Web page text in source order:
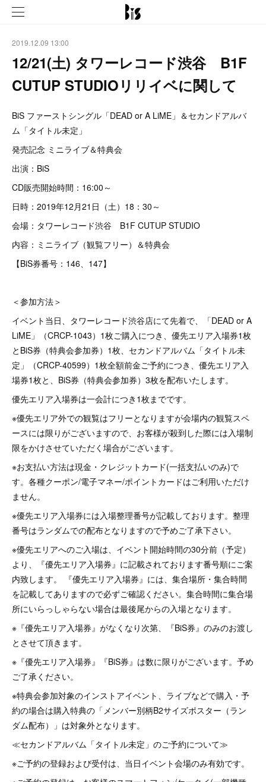
2019.12.09 13:00
12/21(土) タワーレコード渋谷 B1F
CUTUP STUDIOリリイベに関して
BiS ファーストシングル「DEAD or A LiME」＆セカンドアルバ
ム「タイトル未定」
発売記念 ミニライブ＆特典会
出演：BiS
CD販売開始時間：16:00～
日時：2019年12月21日（土）18：30～
会場：タワーレコード渋谷 B1F CUTUP STUDIO
内容：ミニライブ（観覧フリー）＆特典会
【BiS券番号：146、147】
＜参加方法＞
イベント当日、タワーレコード渋谷店にて先着で、「DEAD or A
LiME」（CRCP-1043）1枚ご購入につき、優先​エリア入場券1枚
とBiS券（特典会参加券）1枚、セカンドアルバム「タイトル未
定」（CRCP-40599）1枚全額前金ご予約につき、優先​エリア入
場券1枚と、BiS券（特典会参加券）3枚を配布い​たします。
優先​エリア入場券は一会計につき1枚までです。
※優先エリア外での観覧はフリーとなりますが会場内の観覧スペ
ースには限りがございますので、お客様が殺到した際には入場制
限をかけさせていただく場合がございます。
※お支払い方法は現金・クレジットカード(一括支払いのみ)で
す。各種クーポン/電子マネー/ポイントカードはご利用いただけ
ません。
※優先エリア入場券には入場整理番号が記載しております。整理
番号はランダムでの配布となりますので予めご了承下さい。
※優先エリアへのご入場は、イベント開始時間の30分前（予定）
より、『優先エリア入場券』に記載されております番号順にご案
内致します。 『優先エリア入場券』には、集合場所・集合時間
を記載してありますので必ずご確認ください。集合時間に集合場
所にいらっしゃらない場合は最後尾からの入場となります。
※『優先エリア入場券』がなくなり次第、『BiS券』のみのお渡し
とさせて頂きます。
※『優先エリア入場券』『BiS券』は数に限りがございます。予め
ご了承ください。
※特典会参加対象のインストアイベント、ライブなどで購入・予
約の場合は購入特典の「メンバー別柄B2サイズポスター（ラン
ダム配布）」は対象外となります。
≪セカンドアルバム「タイトル未定」のご予約について≫
※ご予約の登録および受付は、当日イベント会場のみ有効です。